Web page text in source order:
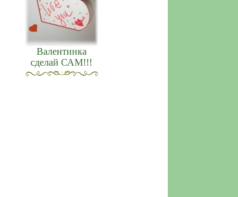
Валентинка
сделай САМ!!!